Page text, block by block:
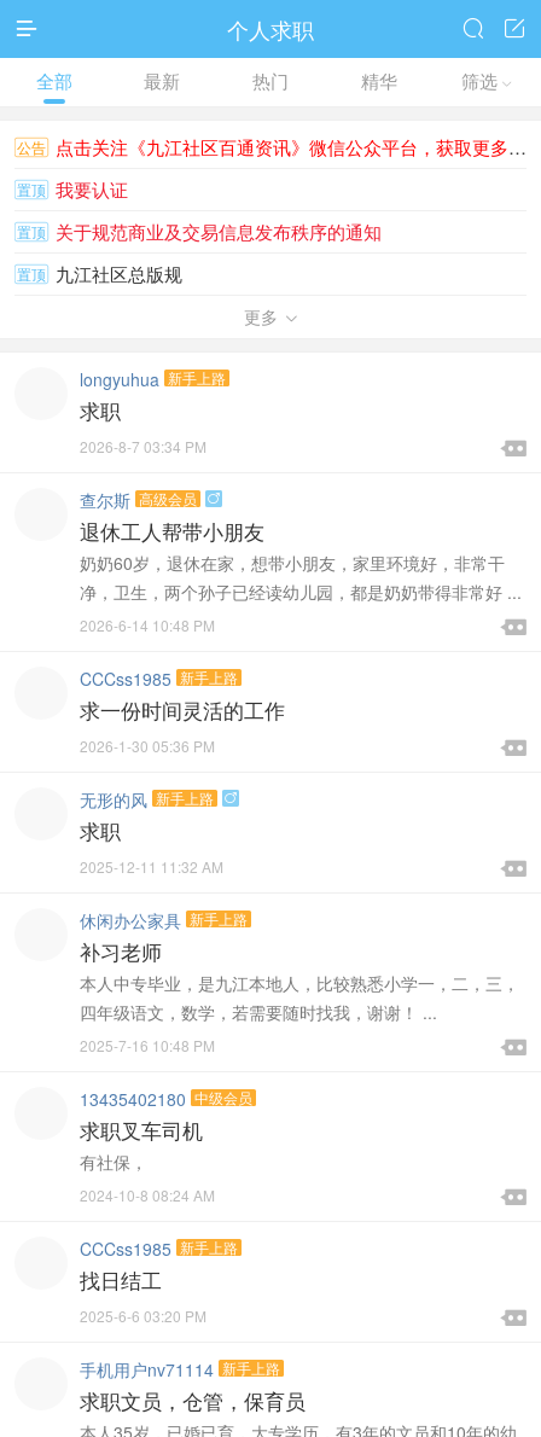
 个人求职 

全部 最新 热门 精华 筛选 
公告 点击关注《九江社区百通资讯》微信公众平台，获取更多更快的资讯～～
置顶 我要认证
置顶 关于规范商业及交易信息发布秩序的通知
置顶 九江社区总版规
用手机登陆社区浏览视频的心得
更多 
longyuhua 新手上路
求职

2026-8-7 03:34 PM 
查尔斯 高级会员 
退休工人帮带小朋友
奶奶60岁，退休在家，想带小朋友，家里环境好，非常干
净，卫生，两个孙子已经读幼儿园，都是奶奶带得非常好 ...

2026-6-14 10:48 PM 
CCCss1985 新手上路
求一份时间灵活的工作

2026-1-30 05:36 PM 
无形的风 新手上路 
求职

2025-12-11 11:32 AM 
休闲办公家具 新手上路
补习老师
本人中专毕业，是九江本地人，比较熟悉小学一，二，三，
四年级语文，数学，若需要随时找我，谢谢！ ...

2025-7-16 10:48 PM 
13435402180 中级会员
求职叉车司机
有社保，

2024-10-8 08:24 AM 
CCCss1985 新手上路
找日结工

2025-6-6 03:20 PM 
手机用户nv71114 新手上路
求职文员，仓管，保育员
本人35岁，已婚已育，大专学历，有3年的文员和10年的幼